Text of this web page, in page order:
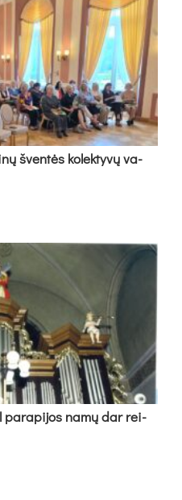
šven­tės ko­lek­ty­vų va­
pa­ra­pi­jos na­mų dar rei­